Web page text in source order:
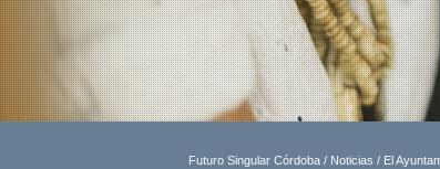
Futuro Singular Córdoba / Noticias / El